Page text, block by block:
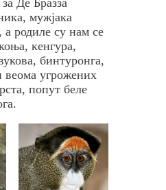
а
н
и
о
б
ј
е
а
з
а
м
мужјака
а родиле су нам се
кенгура,
бинтуронга,
веома угрожених
попут беле